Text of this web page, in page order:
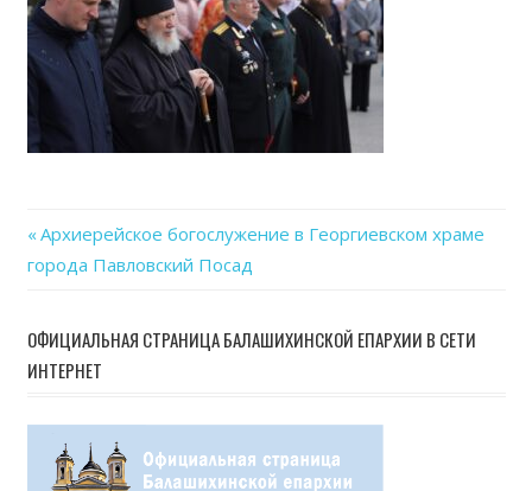
Навигация
записям
Previous
Post:
Архиерейское богослужение в Георгиевском храме
города Павловский Посад
ОФИЦИАЛЬНАЯ СТРАНИЦА БАЛАШИХИНСКОЙ ЕПАРХИИ В СЕТИ
ИНТЕРНЕТ